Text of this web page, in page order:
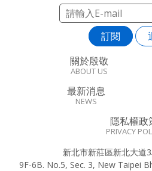
關於殷敬
ABOUT US
最新消息
NEWS
隱私權政
PRIVACY
新北市新莊區新北大道
9F-6B. No.5, Sec. 3, New Taipei
訂閱